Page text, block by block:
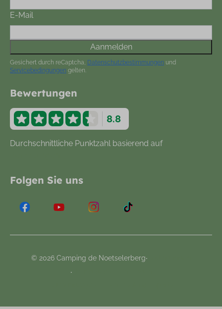
E-Mail
Aanmelden
Gesichert durch reCaptcha, Datenschutzbestimmungen und
Servicebedingungen gelten.
Bewertungen
8.8
Durchschnittliche Punktzahl basierend auf
Folgen Sie uns
© 2026 Camping de Noetselerberg·
·